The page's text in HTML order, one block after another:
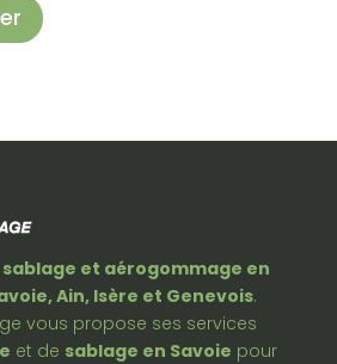
sablage et aérogommage en
Ain, Isère et Genevois.
vous propose ses services
et de sablage en Savoie pour